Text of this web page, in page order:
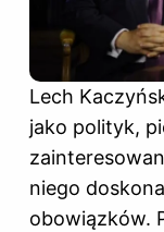
Lech
jako polityk,
niego
obowiązków.